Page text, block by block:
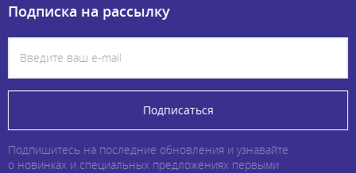
Подписка на рассылку
Подписаться
Подпишитесь на последние обновления и узнавайте
о новинках и специальных предложениях первыми